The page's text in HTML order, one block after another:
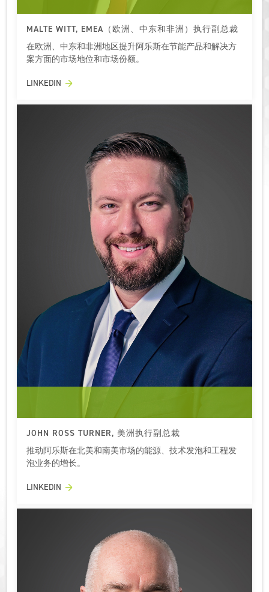
MALTE WITT, EMEA（欧洲、中东和非洲）执行副总裁
在欧洲、中东和非洲地区提升阿乐斯在节能产品和解决方
案方面的市场地位和市场份额。
LINKEDIN
JOHN ROSS TURNER, 美洲执行副总裁
推动阿乐斯在北美和南美市场的能源、技术发泡和工程发
泡业务的增长。
LINKEDIN